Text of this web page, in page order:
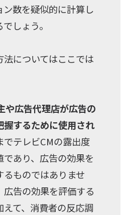
ン数を疑似的に計算し
しょう。
法についてはここでは
や広告代理店が広告の
握するために使用され
でテレビCMの露出度
あり、広告の効果を
るものではありませ
広告の効果を評価する
えて、消費者の反応調